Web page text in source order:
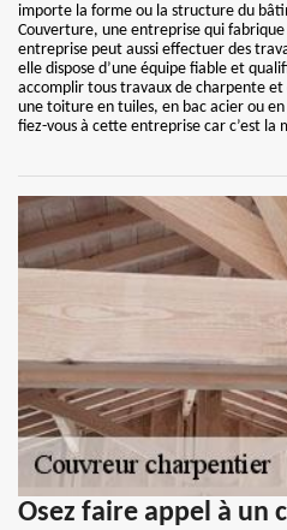
importe la forme ou la structure du
Couverture, une entreprise qui
entreprise peut aussi effectuer des
elle dispose d’une équipe fiable et
accomplir tous travaux de charpente
une toiture en tuiles, en bac acier ou
fiez-vous à cette entreprise car c’est la
Osez faire appel à un